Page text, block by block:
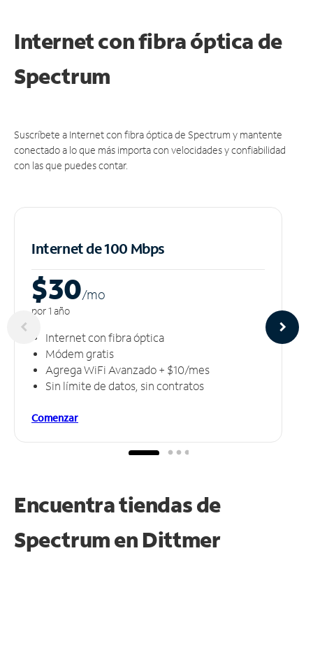
Internet con fibra óptica de
Spectrum
Suscríbete a Internet con fibra óptica de Spectrum y mantente
conectado a lo que más importa con velocidades y confiabilidad
con las que puedes contar.
Internet de 100 Mbps
$30/mo
por 1 año
Internet con fibra óptica
Módem gratis
Agrega WiFi Avanzado + $10/mes
Sin límite de datos, sin contratos
Comenzar
Encuentra tiendas de
Spectrum en Dittmer